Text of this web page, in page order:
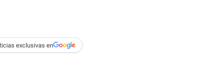
exclusivas en